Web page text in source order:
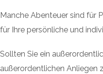
Manche Abenteuer sind für
für Ihre persönliche und
Sollten Sie ein
außerordentlichen Anliegen